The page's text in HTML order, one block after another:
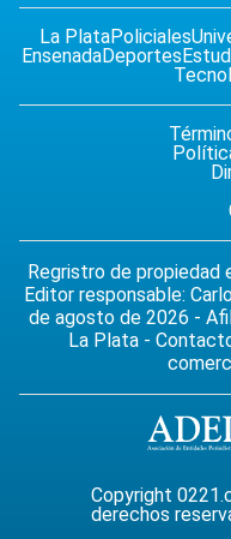
La PlataPoliciales
EnsenadaDeportes
Tecno
Regristro de propiedad
Editor responsable:
de agosto de 2026 -
La Plata -
Copyright
derechos